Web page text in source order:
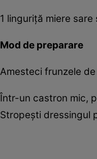
1 linguriță miere
Mod de preparare
Amesteci frunzele
Într-un castron mic,
Stropești dressingul